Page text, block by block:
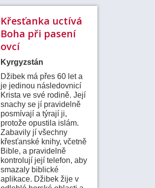
Křesťanka uctívá
Boha při pasení
ovcí
Kyrgyzstán
Džibek má přes 60 let a
je jedinou následovnicí
Krista ve své rodině. Její
snachy se jí pravidelně
posmívají a týrají ji,
protože opustila islám.
Zabavily jí všechny
křesťanské knihy, včetně
Bible, a pravidelně
kontrolují její telefon, aby
smazaly biblické
aplikace. Džibek žije v